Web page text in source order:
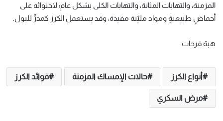
المزمنة، والتهابات المثانة، والتهابات الكلى بشكل عام؛ لاحتوائه على
أحماضٍ طبيعيةٍ ومواد مليّنة مفيدة، وقد يستعمل الكرز كمدرٍّ للبول.
هبة فرحات
أنواع الكرز حالات الإمساك المزمنة فوائد الكرز
مرض السكري